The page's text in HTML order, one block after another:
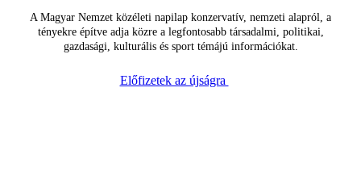
A Magyar Nemzet közéleti napilap konzervatív, nemzeti alapról, a
tényekre építve adja közre a legfontosabb társadalmi, politikai,
gazdasági, kulturális és sport témájú információkat.
Előfizetek az újságra